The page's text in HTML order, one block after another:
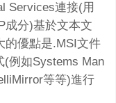
Services連接(用
成分)基於文本文
的優點是.MSI文件
(例如Systems Man
等等)進行